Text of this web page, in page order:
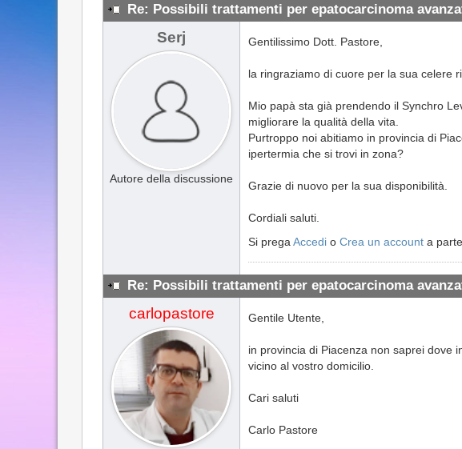
Re: Possibili trattamenti per epatocarcinoma
Serj
Autore della discussione
Gentilissimo Dott. Pastore,
la ringraziamo di cuore per la sua celere
Mio papà sta già prendendo il Synchro
migliorare la qualità della vita.
Purtroppo noi abitiamo in provincia di
ipertermia che si trovi in zona?
Grazie di nuovo per la sua disponibilità.
Cordiali saluti.
Si prega Accedi o Crea un account a
Re: Possibili trattamenti per epatocarcinoma
carlopastore Gentile Utente,
in provincia di Piacenza non saprei dove
vicino al vostro domicilio.
Cari saluti
Carlo Pastore